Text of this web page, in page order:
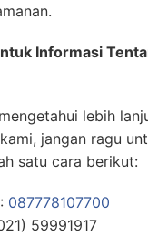
Informasi
lebih
jangan ragu
satu cara berikut:
: 087778107700
59991917